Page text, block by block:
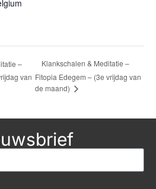
–
van
Klankschalen & Meditatie –
Fitopia Edegem – (3e vrijdag van
de maand)